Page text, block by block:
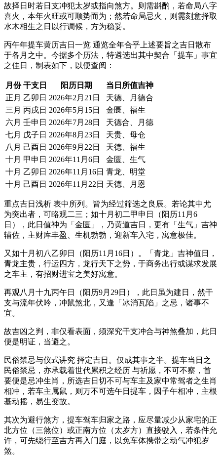
故择日时若日支冲犯太岁或指向煞方。则需斟酌，若命局八字
喜火，本年火旺或可顺势而为；然若命局忌火，则需刻意择取
水木相生之日以行调候，方为稳妥。
丙午年提车黄历吉日一览 通览全年合乎上述要旨之吉日散布
于各月之中。今据多个历法，特遴选出其中契合「提车」事宜
之佳日，制表如下，以便查阅：
月份 干支日 阳历日期
当日所值吉神
正月 乙卯日 2026年2月21日
天德、月德合
三月 丙戌日 2026年5月15日
金匮、福生
六月 壬申日 2026年7月28日
天德合、月德
七月 戊子日 2026年8月23日
天贵、母仓
八月 己酉日 2026年9月22日
天德、福生
十月 甲申日 2026年11月6日
金匮、生气
十月 乙卯日 2026年11月16日 青龙、明堂
十月 己酉日 2026年11月22日 天德、月恩
重点吉日浅析 表中所列。皆为经过筛选之良辰。若论其中尤
为突出者，可略观二三；如十月初二甲申日（阳历11月6
日），此日值神为「金匮」，乃黄道吉日，更有「生气」吉神
辅佐，主财库丰盈、生机勃勃，迎新车入宅，寓意极佳。
又如十月初八乙卯日（阳历11月16日）。「青龙」吉神值日，
青龙主贵，行运四方，龙行天下之势，于商务出行或谋求发展
之车主，有招财进宝之美好寓意。
再观八月十九丙午日（阳历9月29日），此日虽为建日，然干
支与流年伏吟，冲鼠煞北，又逢「冰消瓦陷」之忌，诸事不
宜。
故吉凶之判，非仅看表面，须深究干支冲合与神煞叠加，此日
便是明证，当避之。
民俗禁忌与仪式讲究 择定吉日。仅成其事之半。提车当日之
民俗禁忌，亦承载着世代累积之经历 与祈愿，不可不察，首
要便是忌冲生肖，所选吉日切不可与车主及家中常驾者之生肖
相冲，若车主属鼠，则万不可选午日提车，因子午相冲，主根
基动摇，易生变故。
其次为避行煞方，提车驾车归家之路，应尽量减少从家宅的正
北方位（三煞位）或正南方位（太岁方）直接驶入，若条件允
许，可先绕行至吉方再入门庭，以免车体携带之动气冲犯岁
煞。